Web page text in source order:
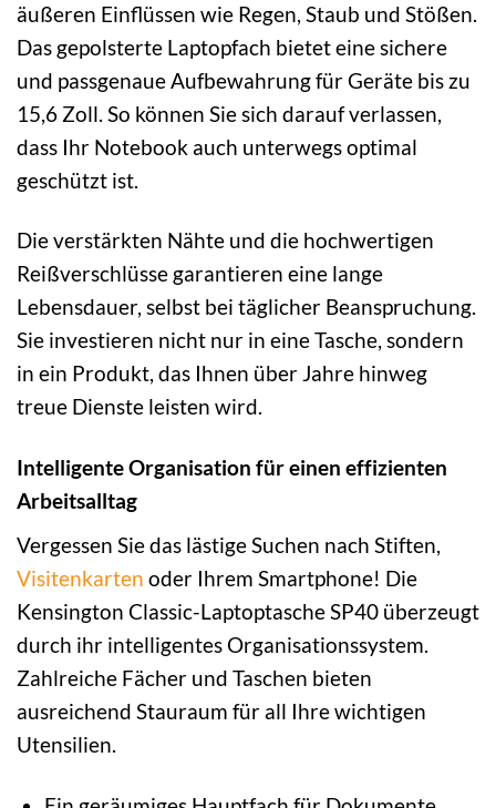
äußeren Einflüssen wie Regen, Staub und Stößen.
Das gepolsterte Laptopfach bietet eine sichere
und passgenaue Aufbewahrung für Geräte bis zu
15,6 Zoll. So können Sie sich darauf verlassen,
dass Ihr Notebook auch unterwegs optimal
geschützt ist.
Die verstärkten Nähte und die hochwertigen
Reißverschlüsse garantieren eine lange
Lebensdauer, selbst bei täglicher Beanspruchung.
Sie investieren nicht nur in eine Tasche, sondern
in ein Produkt, das Ihnen über Jahre hinweg
treue Dienste leisten wird.
Intelligente Organisation für einen effizienten
Arbeitsalltag
Vergessen Sie das lästige Suchen nach Stiften,
Visitenkarten oder Ihrem Smartphone! Die
Kensington Classic-Laptoptasche SP40 überzeugt
durch ihr intelligentes Organisationssystem.
Zahlreiche Fächer und Taschen bieten
ausreichend Stauraum für all Ihre wichtigen
Utensilien.